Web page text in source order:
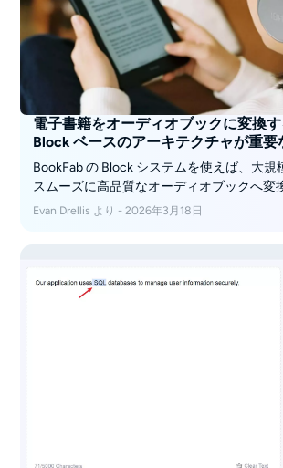
電子書籍をオーディオブックに変換
Block ベースのアーキテクチャが重要
BookFab の Block システムを使えば、大規
スムーズに高品質なオーディオブックへ変
割と将来を見据えた音声ワークフローを解
Evan Drellis より - 2026年3月18日